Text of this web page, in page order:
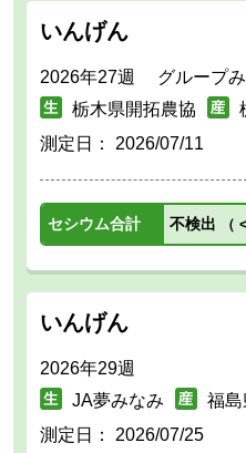
いんげん
2026年27週 グループみ
栃木県開拓農協
測定日： 2026/07/11
セシウム合計 不検出 （
いんげん
2026年29週
JA夢みなみ
福島
測定日： 2026/07/25